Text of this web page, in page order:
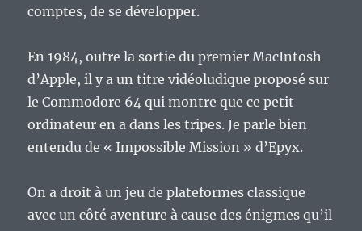
comptes, de se développer.
En 1984, outre la sortie du premier MacIntosh
d’Apple, il y a un titre vidéoludique proposé sur
le Commodore 64 qui montre que ce petit
ordinateur en a dans les tripes. Je parle bien
entendu de « Impossible Mission » d’Epyx.
On a droit à un jeu de plateformes classique
avec un côté aventure à cause des énigmes qu’il